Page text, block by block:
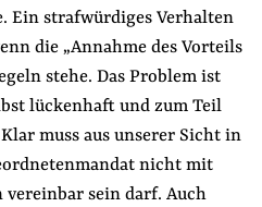
Ein strafwürdiges Verhalten
die „Annahme des Vorteils
stehe. Das Problem ist
lückenhaft und zum Teil
muss aus unserer Sicht in
nicht mit
sein darf. Auch